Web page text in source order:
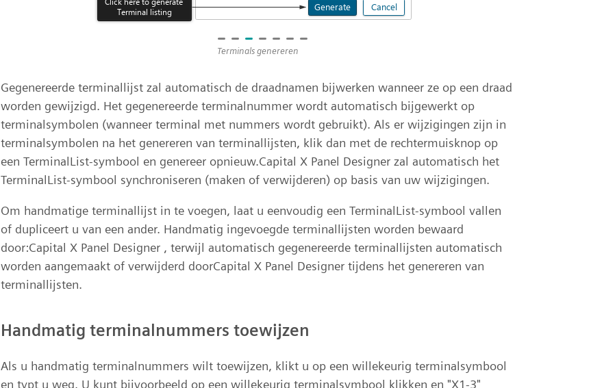
Terminals genereren
Gegenereerde terminallijst zal automatisch de draadnamen bijwerken wanneer ze op een draad
worden gewijzigd. Het gegenereerde terminalnummer wordt automatisch bijgewerkt op
terminalsymbolen (wanneer terminal met nummers wordt gebruikt). Als er wijzigingen zijn in
terminalsymbolen na het genereren van terminallijsten, klik dan met de rechtermuisknop op
een TerminalList-symbool en genereer opnieuw.Capital X Panel Designer zal automatisch het
TerminalList-symbool synchroniseren (maken of verwijderen) op basis van uw wijzigingen.
Om handmatige terminallijst in te voegen, laat u eenvoudig een TerminalList-symbool vallen
of dupliceert u van een ander. Handmatig ingevoegde terminallijsten worden bewaard
door:Capital X Panel Designer , terwijl automatisch gegenereerde terminallijsten automatisch
worden aangemaakt of verwijderd doorCapital X Panel Designer tijdens het genereren van
terminallijsten.
Handmatig terminalnummers toewijzen
Als u handmatig terminalnummers wilt toewijzen, klikt u op een willekeurig terminalsymbool
en typt u weg. U kunt bijvoorbeeld op een willekeurig terminalsymbool klikken en "X1-3"